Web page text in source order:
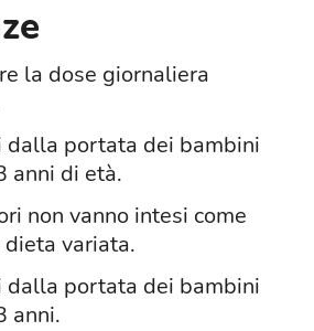
la dose giornaliera
dalla portata dei bambini
anni di età.
non vanno intesi come
variata.
dalla portata dei bambini
anni.